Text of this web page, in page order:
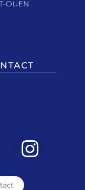
OUEN